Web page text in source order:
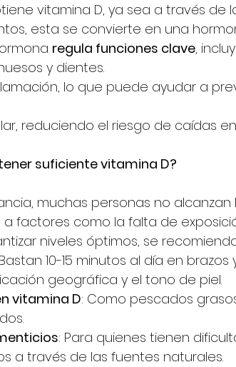
vitamina D, ya sea a través de
esta se convierte en una
regula funciones clave,
y dientes.
lo que puede ayudar a
reduciendo el riesgo de caídas
suficiente vitamina D?
muchas personas no
factores como la falta de
niveles óptimos, se
10-15 minutos al día en
geográfica y el tono de piel.
vitamina D: Como pescados
: Para quienes tienen
a través de las fuentes naturales.